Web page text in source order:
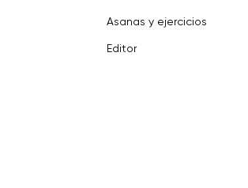
Asanas y ejercicios
Editor